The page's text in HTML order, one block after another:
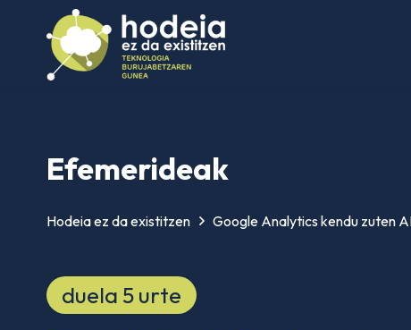
Efemerideak
Hodeia ez da existitzen Google Analytics kendu zuten
duela 5 urte